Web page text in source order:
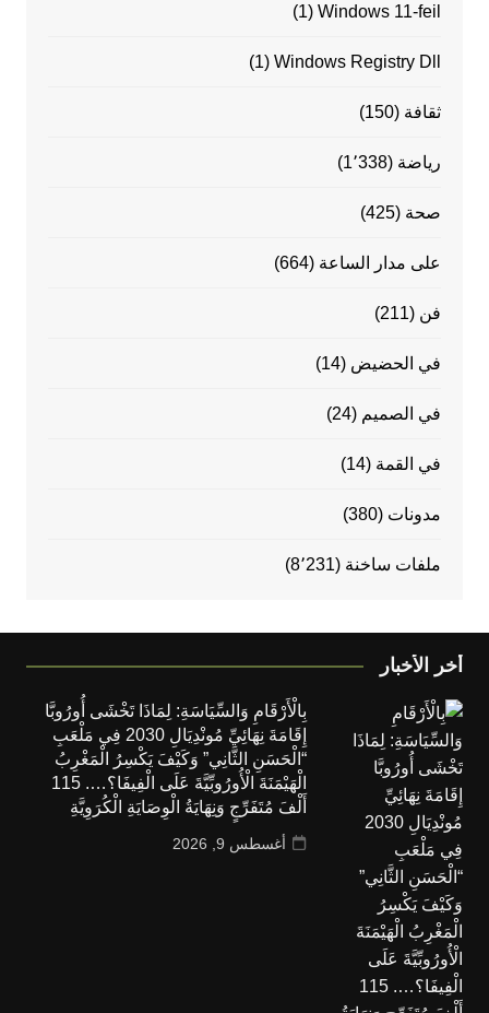
Windows 11-feil
(1)
Windows Registry Dll
(1)
ثقافة (150)
رياضة (1٬338)
صحة (425)
على مدار الساعة (664)
فن (211)
في الحضيض (14)
في الصميم (24)
في القمة (14)
مدونات (380)
ملفات ساخنة (8٬231)
أخر الأخبار
بِالْأَرْقَامِ وَالسِّيَاسَةِ: لِمَاذَا تَخْشَى أُورُوبَّا
إِقَامَةَ نِهَائِيِّ مُونْدِيَالِ 2030 فِي مَلْعَبِ
“الْحَسَنِ الثَّانِي” وَكَيْفَ يَكْسِرُ الْمَغْرِبُ
الْهَيْمَنَةَ الْأُورُوبِّيَّةَ عَلَى الْفِيفَا؟…. 115
أَلْفَ مُتَفَرِّجٍ وَنِهَايَةُ الْوِصَايَةِ الْكُرَوِيَّةِ
أغسطس 9, 2026